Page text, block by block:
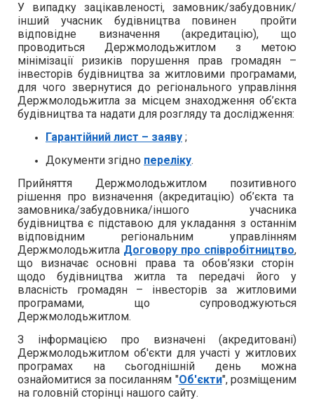
У випадку зацікавленості, замовник/забудовник/
інший учасник будівництва повинен пройти
відповідне визначення (акредитацію), що
проводиться Держмолодьжитлом з метою
мінімізації ризиків порушення прав громадян –
інвесторів будівництва за житловими програмами,
для чого звернутися до регіонального управління
Держмолодьжитла за місцем знаходження об’єкта
будівництва та надати для розгляду та дослідження:
Гарантійний лист – заяву ;
Документи згідно переліку.
Прийняття Держмолодьжитлом позитивного
рішення про визначення (акредитацію) об’єкта та
замовника/забудовника/іншого учасника
будівництва є підставою для укладання з останнім
відповідним регіональним управлінням
Держмолодьжитла Договору про співробітництво,
що визначає основні права та обов’язки сторін
щодо будівництва житла та передачі його у
власність громадян – інвесторів за житловими
програмами, що супроводжуються
Держмолодьжитлом.
З інформацією про визначені (акредитовані)
Держмолодьжитлом об'єкти для участі у житлових
програмах на сьогоднішній день можна
ознайомитися за посиланням "Об'єкти", розміщеним
на головній сторінці нашого сайту.